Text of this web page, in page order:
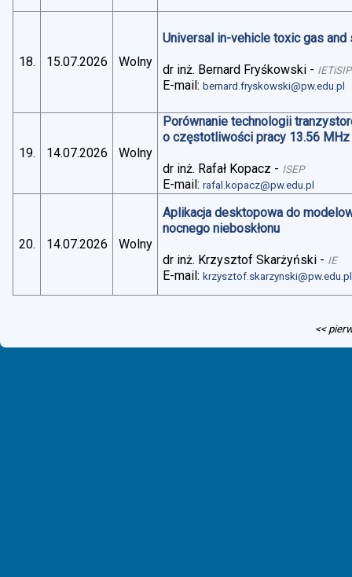
18. 15.07.2026 Wolny
Universal in-vehicle toxic gas
dr inż. Bernard Fryśkowski - IETiSIP
E-mail:bernard.fryskowski@pw.edu.pl
19. 14.07.2026 Wolny
Porównanie technologii
o częstotliwości pracy 13.56 MHz
dr inż. Rafał Kopacz - ISEP
E-mail:rafal.kopacz@pw.edu.pl
20. 14.07.2026 Wolny
Aplikacja desktopowa do
nocnego nieboskłonu
dr inż. Krzysztof Skarżyński - IE
E-mail:krzysztof.skarzynski@pw.edu.pl
<<